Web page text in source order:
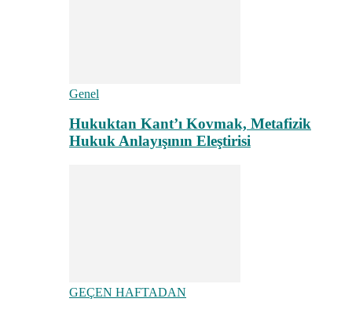
Genel
Hukuktan Kant’ı Kovmak, Metafizik
Hukuk Anlayışının Eleştirisi
GEÇEN HAFTADAN